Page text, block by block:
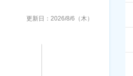
更新日： 2026/8/6（木）